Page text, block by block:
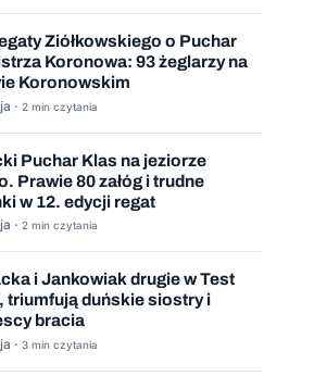
Ziółkowskiego o Puchar
Koronowa: 93 żeglarzy na
Koronowskim
· 2 min czytania
Puchar Klas na jeziorze
Prawie 80 załóg i trudne
w 12. edycji regat
· 2 min czytania
i Jankowiak drugie w Test
triumfują duńskie siostry i
bracia
· 3 min czytania